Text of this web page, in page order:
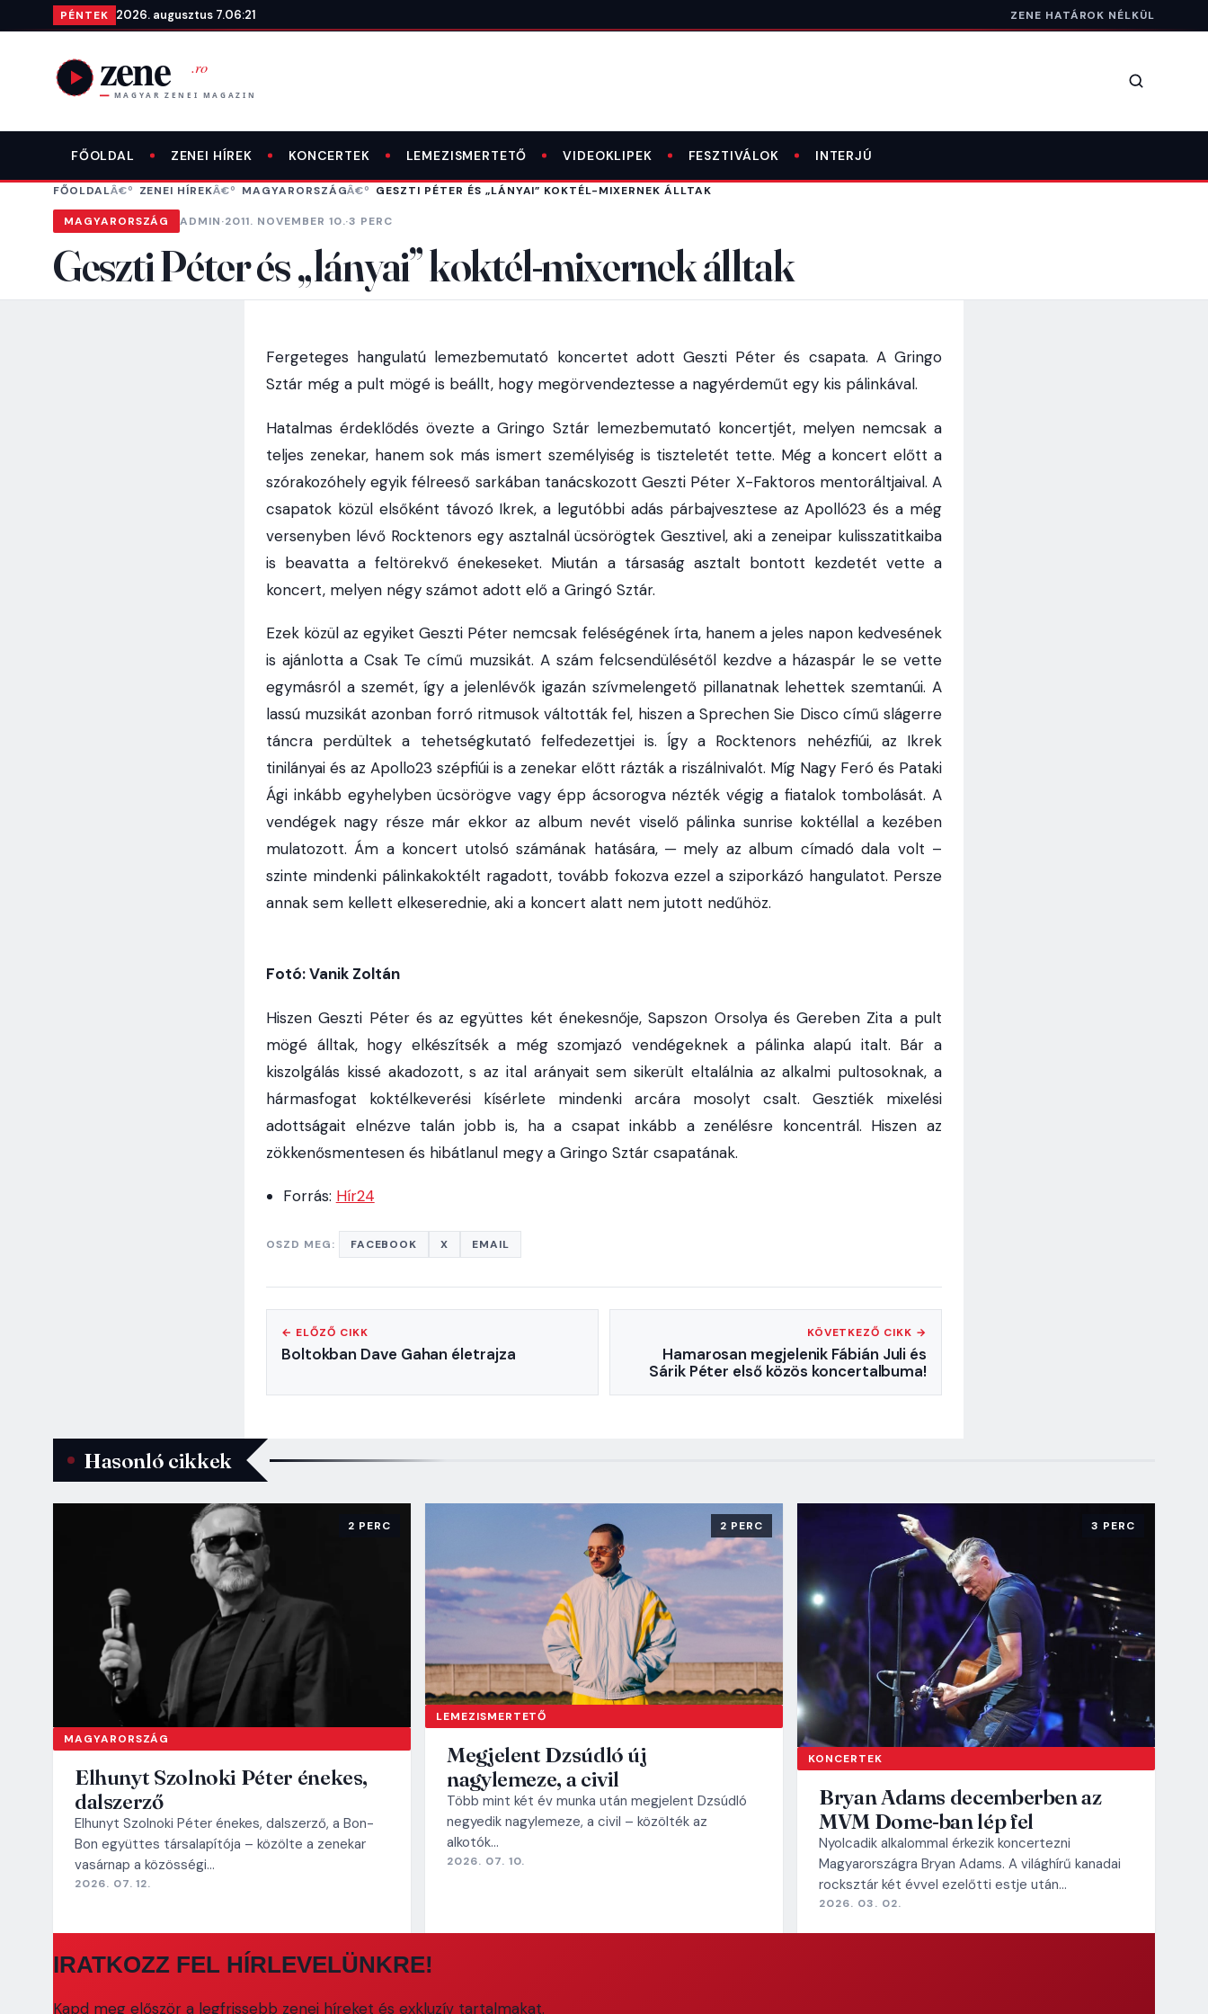
Ugrás a tartalomra
PÉNTEK 2026. augusztus 7.06:21 ZENE HATÁROK NÉLKÜL
Keresés
FŐOLDAL ZENEI HÍREK KONCERTEK LEMEZISMERTETŐ VIDEOKLIPEK FESZTIVÁLOK INTERJÚ
FŐOLDAL ZENEI HÍREK MAGYARORSZÁG GESZTI PÉTER ÉS „LÁNYAI” KOKTÉL-MIXERNEK ÁLLTAK
MAGYARORSZÁG ADMIN·2011. NOVEMBER 10.·3 PERC
Geszti Péter és „lányai” koktél-mixernek álltak
Fergeteges hangulatú lemezbemutató koncertet adott Geszti Péter és csapata. A Gringo
Sztár még a pult mögé is beállt, hogy megörvendeztesse a nagyérdeműt egy kis pálinkával.
Hatalmas érdeklődés övezte a Gringo Sztár lemezbemutató koncertjét, melyen nemcsak a
teljes zenekar, hanem sok más ismert személyiség is tiszteletét tette. Még a koncert előtt a
szórakozóhely egyik félreeső sarkában tanácskozott Geszti Péter X-Faktoros mentoráltjaival. A
csapatok közül elsőként távozó Ikrek, a legutóbbi adás párbajvesztese az Apolló23 és a még
versenyben lévő Rocktenors egy asztalnál ücsörögtek Gesztivel, aki a zeneipar kulisszatitkaiba
is beavatta a feltörekvő énekeseket. Miután a társaság asztalt bontott kezdetét vette a
koncert, melyen négy számot adott elő a Gringó Sztár.
Ezek közül az egyiket Geszti Péter nemcsak feléségének írta, hanem a jeles napon kedvesének
is ajánlotta a Csak Te című muzsikát. A szám felcsendülésétől kezdve a házaspár le se vette
egymásról a szemét, így a jelenlévők igazán szívmelengető pillanatnak lehettek szemtanúi. A
lassú muzsikát azonban forró ritmusok váltották fel, hiszen a Sprechen Sie Disco című slágerre
táncra perdültek a tehetségkutató felfedezettjei is. Így a Rocktenors nehézfiúi, az Ikrek
tinilányai és az Apollo23 szépfiúi is a zenekar előtt rázták a riszálnivalót. Míg Nagy Feró és Pataki
Ági inkább egyhelyben ücsörögve vagy épp ácsorogva nézték végig a fiatalok tombolását. A
vendégek nagy része már ekkor az album nevét viselő pálinka sunrise koktéllal a kezében
mulatozott. Ám a koncert utolsó számának hatására, ─ mely az album címadó dala volt –
szinte mindenki pálinkakoktélt ragadott, tovább fokozva ezzel a sziporkázó hangulatot. Persze
annak sem kellett elkeserednie, aki a koncert alatt nem jutott nedűhöz.
Fotó: Vanik Zoltán
Hiszen Geszti Péter és az együttes két énekesnője, Sapszon Orsolya és Gereben Zita a pult
mögé álltak, hogy elkészítsék a még szomjazó vendégeknek a pálinka alapú italt. Bár a
kiszolgálás kissé akadozott, s az ital arányait sem sikerült eltalálnia az alkalmi pultosoknak, a
hármasfogat koktélkeverési kísérlete mindenki arcára mosolyt csalt. Gesztiék mixelési
adottságait elnézve talán jobb is, ha a csapat inkább a zenélésre koncentrál. Hiszen az
zökkenősmentesen és hibátlanul megy a Gringo Sztár csapatának.
Forrás: Hír24
OSZD MEG: FACEBOOK X EMAIL
← ELŐZŐ CIKK
Boltokban Dave Gahan életrajza
KÖVETKEZŐ CIKK →
Hamarosan megjelenik Fábián Juli és
Sárik Péter első közös koncertalbuma!
Hasonló cikkek
MAGYARORSZÁG
2 PERC
Elhunyt Szolnoki Péter énekes,
dalszerző
Elhunyt Szolnoki Péter énekes, dalszerző, a Bon-
Bon együttes társalapítója – közölte a zenekar
vasárnap a közösségi…
2026. 07. 12.
LEMEZISMERTETŐ
2 PERC
Megjelent Dzsúdló új
nagylemeze, a civil
Több mint két év munka után megjelent Dzsúdló
negyedik nagylemeze, a civil – közölték az
alkotók…
2026. 07. 10.
KONCERTEK
3 PERC
Bryan Adams decemberben az
MVM Dome-ban lép fel
Nyolcadik alkalommal érkezik koncertezni
Magyarországra Bryan Adams. A világhírű kanadai
rocksztár két évvel ezelőtti estje után…
2026. 03. 02.
IRATKOZZ FEL HÍRLEVELÜNKRE!
Kapd meg először a legfrissebb zenei híreket és exkluzív tartalmakat.